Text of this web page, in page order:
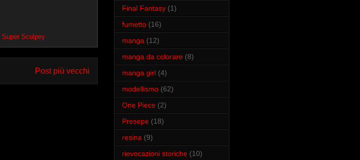
Super Sculpey
Post più vecchi
Final Fantasy (1)
fumetto (16)
manga (12)
manga da colorare (8)
manga girl (4)
modellismo (62)
One Piece (2)
Presepe (18)
resina (9)
rievocazioni storiche (10)